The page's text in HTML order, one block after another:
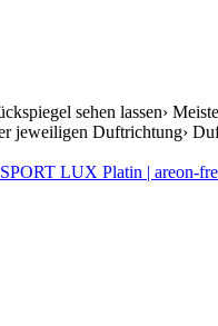
sehen lassen›
jeweiligen Duftrichtung›